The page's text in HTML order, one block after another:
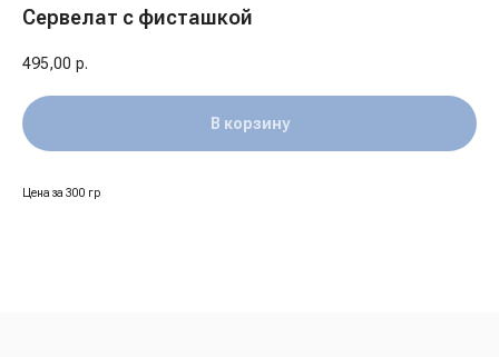
Сервелат с фисташкой
495,00 р.
В корзину
Цена за 300 гр